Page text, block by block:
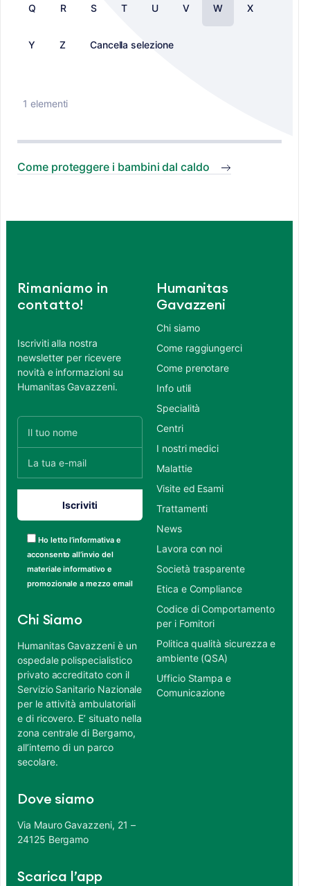
Q R S T U V W X
Y Z Cancella selezione
1 elementi
Come proteggere i bambini dal caldo
Rimaniamo in
contatto!
Iscriviti alla nostra
newsletter per ricevere
novità e informazioni su
Humanitas Gavazzeni.
Ho letto l’informativa e
acconsento all’invio del
materiale informativo e
promozionale a mezzo email
Chi Siamo
Humanitas Gavazzeni è un
ospedale polispecialistico
privato accreditato con il
Servizio Sanitario Nazionale
per le attività ambulatoriali
e di ricovero. E’ situato nella
zona centrale di Bergamo,
all’interno di un parco
secolare.
Dove siamo
Via Mauro Gavazzeni, 21 –
24125 Bergamo
Scarica l’app
Humanitas
Gavazzeni
Chi siamo
Come raggiungerci
Come prenotare
Info utili
Specialità
Centri
I nostri medici
Malattie
Visite ed Esami
Trattamenti
News
Lavora con noi
Società trasparente
Etica e Compliance
Codice di Comportamento
per i Fornitori
Politica qualità sicurezza e
ambiente (QSA)
Ufficio Stampa e
Comunicazione